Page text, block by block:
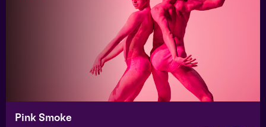
Pink Smoke